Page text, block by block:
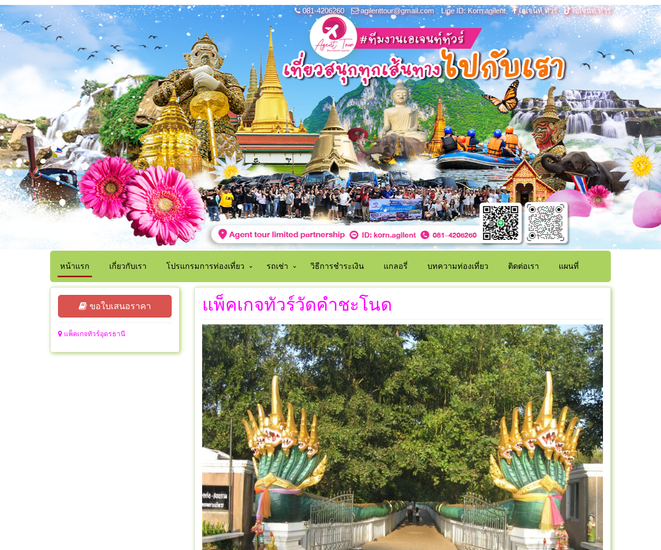
081-4206260 agilenttour@gmail.com Line ID: Korn.agilent เอเจนท์ ทัวร์ เอเจนท์ ทัวร์
หน้าแรก เกี่ยวกับเรา โปรแกรมการท่องเที่ยว รถเช่า วิธีการชำระเงิน แกลอรี่ บทความท่องเที่ยว ติดต่อเรา แผนที่
ขอใบเสนอราคา
แพ็คเกจทัวร์อุดรธานี
แพ็คเกจทัวร์วัดคำชะโนด